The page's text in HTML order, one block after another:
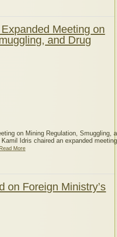
Meeting on
and Drug
on Mining Regulation, Smuggling,
Idris chaired an expanded
Read More
on Foreign Ministry’s